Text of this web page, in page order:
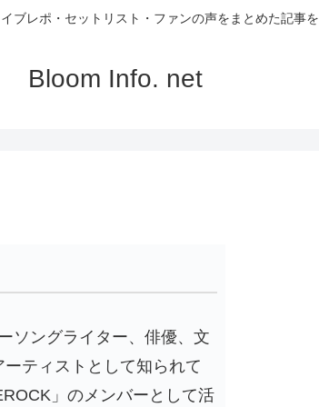
ブレポ・セットリスト・ファンの声をまとめた記事
Bloom Info. net
ソングライター、俳優、文
ティストとして知られて
」のメンバーとして活